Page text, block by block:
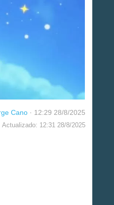
Cano · 12:29 28/8/2025
Actualizado: 12:31 28/8/2025